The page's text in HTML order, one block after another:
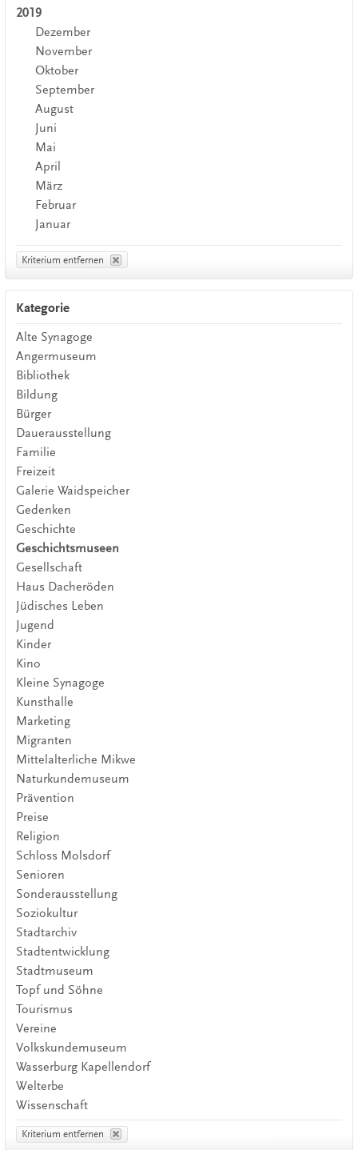
2019
Dezember
November
Oktober
September
August
Juni
Mai
April
März
Februar
Januar
Kriterium entfernen
Kategorie
Alte Synagoge
Angermuseum
Bibliothek
Bildung
Bürger
Dauerausstellung
Familie
Freizeit
Galerie Waidspeicher
Gedenken
Geschichte
Geschichtsmuseen
Gesellschaft
Haus Dacheröden
Jüdisches Leben
Jugend
Kinder
Kino
Kleine Synagoge
Kunsthalle
Marketing
Migranten
Mittelalterliche Mikwe
Naturkundemuseum
Prävention
Preise
Religion
Schloss Molsdorf
Senioren
Sonderausstellung
Soziokultur
Stadtarchiv
Stadtentwicklung
Stadtmuseum
Topf und Söhne
Tourismus
Vereine
Volkskundemuseum
Wasserburg Kapellendorf
Welterbe
Wissenschaft
Kriterium entfernen